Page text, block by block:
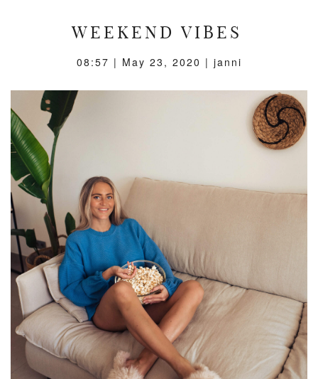
WEEKEND VIBES
08:57 | May 23, 2020 | janni